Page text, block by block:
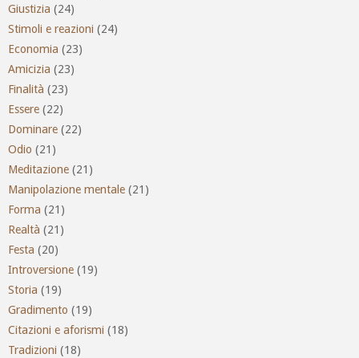
Giustizia (24)
Stimoli e reazioni (24)
Economia (23)
Amicizia (23)
Finalità (23)
Essere (22)
Dominare (22)
Odio (21)
Meditazione (21)
Manipolazione mentale (21)
Forma (21)
Realtà (21)
Festa (20)
Introversione (19)
Storia (19)
Gradimento (19)
Citazioni e aforismi (18)
Tradizioni (18)